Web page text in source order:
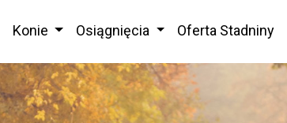
Konie Osiągnięcia Oferta Stadniny